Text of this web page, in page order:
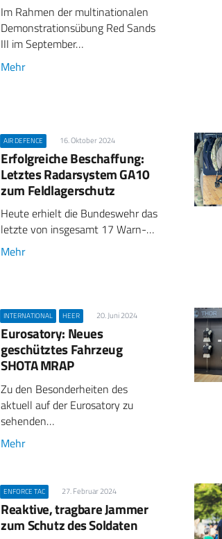
Im Rahmen der multinationalen
Demonstrationsübung Red Sands
III im September…
Mehr
AIR DEFENCE 16. Oktober 2024
Erfolgreiche Beschaffung:
Letztes Radarsystem GA10
zum Feldlagerschutz
Heute erhielt die Bundeswehr das
letzte von insgesamt 17 Warn-…
Mehr
INTERNATIONAL HEER 20. Juni 2024
Eurosatory: Neues
geschütztes Fahrzeug
SHOTA MRAP
Zu den Besonderheiten des
aktuell auf der Eurosatory zu
sehenden…
Mehr
ENFORCE TAC 27. Februar 2024
Reaktive, tragbare Jammer
zum Schutz des Soldaten